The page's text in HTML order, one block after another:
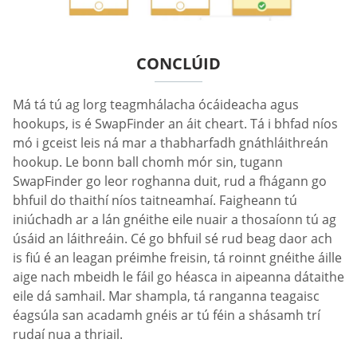
CONCLÚID
Má tá tú ag lorg teagmhálacha ócáideacha agus
hookups, is é SwapFinder an áit cheart. Tá i bhfad níos
mó i gceist leis ná mar a thabharfadh gnáthláithreán
hookup. Le bonn ball chomh mór sin, tugann
SwapFinder go leor roghanna duit, rud a fhágann go
bhfuil do thaithí níos taitneamhaí. Faigheann tú
iniúchadh ar a lán gnéithe eile nuair a thosaíonn tú ag
úsáid an láithreáin. Cé go bhfuil sé rud beag daor ach
is fiú é an leagan préimhe freisin, tá roinnt gnéithe áille
aige nach mbeidh le fáil go héasca in aipeanna dátaithe
eile dá samhail. Mar shampla, tá ranganna teagaisc
éagsúla san acadamh gnéis ar tú féin a shásamh trí
rudaí nua a thriail.